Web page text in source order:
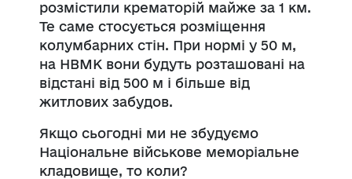
розмістили крематорій майже за 1 км.
Те саме стосується розміщення
колумбарних стін. При нормі у 50 м,
на НВМК вони будуть розташовані на
відстані від 500 м і більше від
житлових забудов.
Якщо сьогодні ми не збудуємо
Національне військове меморіальне
кладовище, то коли?